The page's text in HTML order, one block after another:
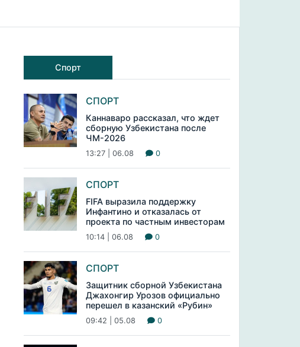
Спорт
СПОРТ
Каннаваро рассказал, что ждет
сборную Узбекистана после
ЧМ-2026
13:27 | 06.08 0
СПОРТ
FIFA выразила поддержку
Инфантино и отказалась от
проекта по частным инвесторам
10:14 | 06.08 0
СПОРТ
Защитник сборной Узбекистана
Джахонгир Урозов официально
перешел в казанский «Рубин»
09:42 | 05.08 0